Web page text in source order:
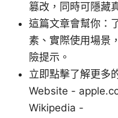
篡改，同時可隱藏
這篇文章會幫你：
素、實際使用場景
險提示。
立即點擊了解更多
Website -
Wikipedia -